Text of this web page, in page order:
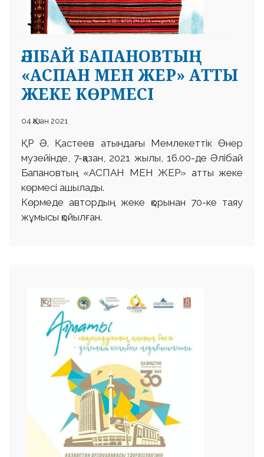
ӘЛІБАЙ БАПАНОВТЫҢ
«АСПАН МЕН ЖЕР» АТТЫ
ЖЕКЕ КӨРМЕСІ
04 Қазан 2021
ҚР Ә. Қастеев атындағы Мемлекеттік Өнер
музейінде, 7-қазан, 2021 жылы, 16.00-де Әлібай
Бапановтың «АСПАН МЕН ЖЕР» атты жеке
көрмесі ашылады.
Көрмеде автордың жеке қорынан 70-ке таяу
жұмысы қойылған.